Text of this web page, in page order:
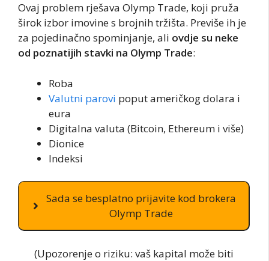
Ovaj problem rješava Olymp Trade, koji pruža
širok izbor imovine s brojnih tržišta. Previše ih je
za pojedinačno spominjanje, ali ovdje su neke
od poznatijih stavki na Olymp Trade:
Roba
Valutni parovi poput američkog dolara i
eura
Digitalna valuta (Bitcoin, Ethereum i više)
Dionice
Indeksi
Sada se besplatno prijavite kod brokera
Olymp Trade
(Upozorenje o riziku: vaš kapital može biti